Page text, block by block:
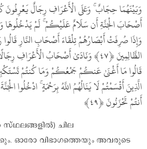
وَبَيْنَهُمَا حِجَابٌۚوَعَلَى الْأَعْرَافِ رِجَالٌ يَعْرِفُونَ
أَصْحَابَ الْجَنَّةِ أَن سَلَامٌ عَلَيْكُمْۚلَمْ
وَإِذَا صُرِفَتْ أَبْصَارُهُمْ تِلْقَاءَ أَصْحَابِ النَّارِ قَالُوا
الظَّالِمِينَ
وَنَادَىٰ أَصْحَابُ الْأَعْرَافِ
قَالُوا مَا أَغْنَىٰ عَنكُمْ جَمْعُكُمْ وَمَا كُنتُمْ
الَّذِينَ أَقْسَمْتُمْ لَا يَنَالُهُمُ اللَّهُ بِرَحْمَةٍۚادْخُلُوا
أَنتُمْ تَحْزَنُونَ
ചില
ഓരോ വിഭാഗത്തെയും അവരുടെ